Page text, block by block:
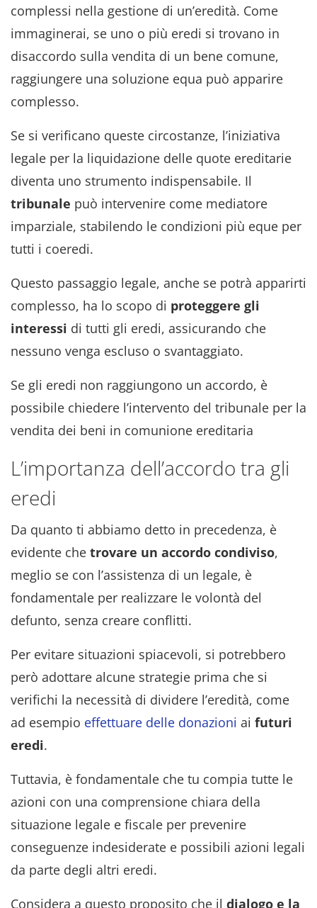
complessi nella gestione di un’eredità. Come
immaginerai, se uno o più eredi si trovano in
disaccordo sulla vendita di un bene comune,
raggiungere una soluzione equa può apparire
complesso.
Se si verificano queste circostanze, l’iniziativa
legale per la liquidazione delle quote ereditarie
diventa uno strumento indispensabile. Il
tribunale può intervenire come mediatore
imparziale, stabilendo le condizioni più eque per
tutti i coeredi.
Questo passaggio legale, anche se potrà apparirti
complesso, ha lo scopo di proteggere gli
interessi di tutti gli eredi, assicurando che
nessuno venga escluso o svantaggiato.
Se gli eredi non raggiungono un accordo, è
possibile chiedere l’intervento del tribunale per la
vendita dei beni in comunione ereditaria
L’importanza dell’accordo tra gli
eredi
Da quanto ti abbiamo detto in precedenza, è
evidente che trovare un accordo condiviso,
meglio se con l’assistenza di un legale, è
fondamentale per realizzare le volontà del
defunto, senza creare conflitti.
Per evitare situazioni spiacevoli, si potrebbero
però adottare alcune strategie prima che si
verifichi la necessità di dividere l’eredità, come
ad esempio effettuare delle donazioni ai futuri
eredi.
Tuttavia, è fondamentale che tu compia tutte le
azioni con una comprensione chiara della
situazione legale e fiscale per prevenire
conseguenze indesiderate e possibili azioni legali
da parte degli altri eredi.
Considera a questo proposito che il dialogo e la